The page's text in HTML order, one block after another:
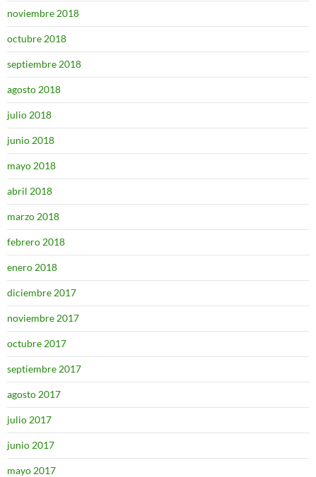
noviembre 2018
octubre 2018
septiembre 2018
agosto 2018
julio 2018
junio 2018
mayo 2018
abril 2018
marzo 2018
febrero 2018
enero 2018
diciembre 2017
noviembre 2017
octubre 2017
septiembre 2017
agosto 2017
julio 2017
junio 2017
mayo 2017